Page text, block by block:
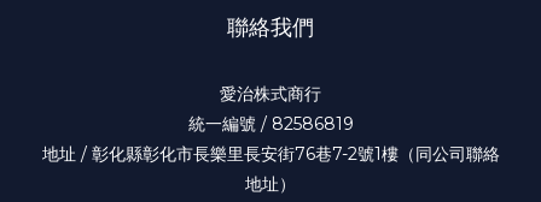
聯絡我們
愛治株式商行
統一編號 / 82586819
地址 / 彰化縣彰化市長樂里長安街76巷7-2號1樓（同公司聯絡
地址）